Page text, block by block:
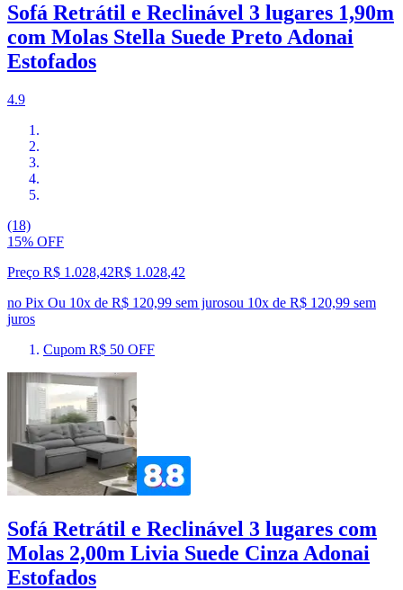
Sofá Retrátil e Reclinável 3 lugares 1,90m
com Molas Stella Suede Preto Adonai
Estofados
4.9
(18)
15% OFF
Preço R$ 1.028,42R$ 1.028,42
no Pix Ou 10x de R$ 120,99 sem jurosou 10x de R$ 120,99 sem
juros
Cupom R$ 50 OFF
Sofá Retrátil e Reclinável 3 lugares com
Molas 2,00m Livia Suede Cinza Adonai
Estofados